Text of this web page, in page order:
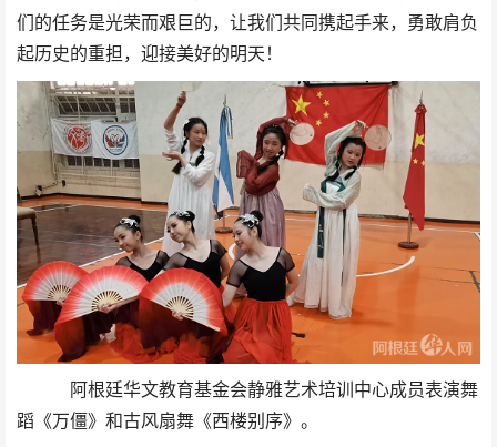
们的任务是光荣而艰巨的，让我们共同携起手来，勇敢肩负
起历史的重担，迎接美好的明天！
阿根廷华文教育基金会静雅艺术培训中心成员表演舞
蹈《万僵》和古风扇舞《西楼别序》。